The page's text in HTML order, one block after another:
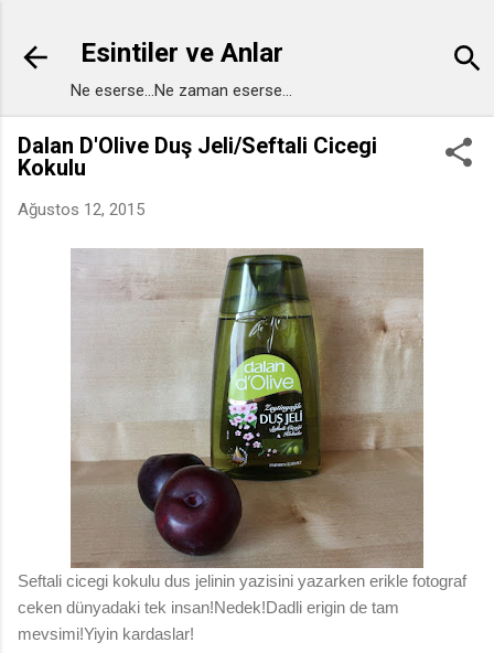
Esintiler ve Anlar
Ne eserse...Ne zaman eserse...
Dalan D'Olive Duş Jeli/Seftali Cicegi
Kokulu
Ağustos 12, 2015
Seftali cicegi kokulu dus jelinin yazisini yazarken erikle fotograf
ceken dünyadaki tek insan!Nedek!Dadli erigin de tam
mevsimi!Yiyin kardaslar!